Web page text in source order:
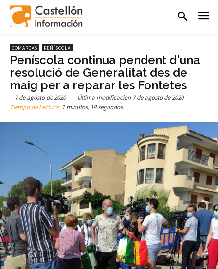
COMARCAS PEÑÍSCOLA
Peníscola continua pendent d'una
resolució de Generalitat des de
maig per a reparar les Fontetes
7 de agosto de 2020 Última modificación 7 de agosto de 2020
Tiempo de Lectura:1 minutos, 18 segundos